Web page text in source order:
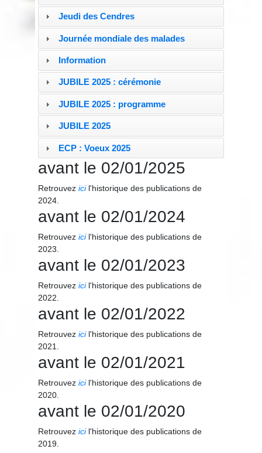
Jeudi des Cendres
Journée mondiale des malades
Information
JUBILE 2025 : cérémonie
JUBILE 2025 : programme
JUBILE 2025
ECP : Voeux 2025
avant le 02/01/2025
Retrouvez icil'historique des publications de
2024.
avant le 02/01/2024
Retrouvez icil'historique des publications de
2023.
avant le 02/01/2023
Retrouvez icil'historique des publications de
2022.
avant le 02/01/2022
Retrouvez icil'historique des publications de
2021.
avant le 02/01/2021
Retrouvez icil'historique des publications de
2020.
avant le 02/01/2020
Retrouvez icil'historique des publications de
2019.